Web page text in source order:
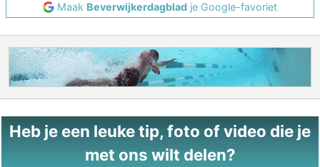
Maak Beverwijkerdagblad je Google-favoriet
Heb je een leuke tip, foto of video die je
met ons wilt delen?